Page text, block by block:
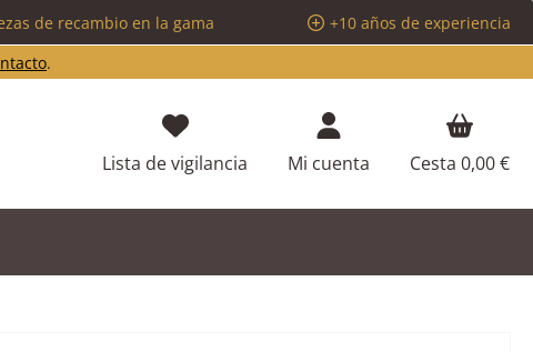
de recambio en la gama
+10 años de experiencia
.
Lista de vigilancia Tienes 0 artículos en tu lista de
Mi cuenta Cesta 0,00 €